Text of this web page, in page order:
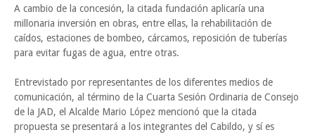
A cambio de la concesión, la citada fundación aplicaría una
millonaria inversión en obras, entre ellas, la rehabilitación de
caídos, estaciones de bombeo, cárcamos, reposición de tuberías
para evitar fugas de agua, entre otras.
Entrevistado por representantes de los diferentes medios de
comunicación, al término de la Cuarta Sesión Ordinaria de Consejo
de la JAD, el Alcalde Mario López mencionó que la citada
propuesta se presentará a los integrantes del Cabildo, y sí es